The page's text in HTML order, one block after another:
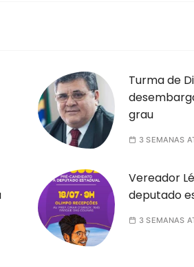
Turma de
grau
3 SEMANAS
Vereador
deputado
3 SEMANAS